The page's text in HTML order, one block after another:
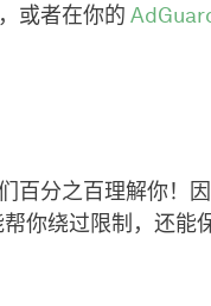
或者在你的
百分之百理解你！
你绕过限制，还能